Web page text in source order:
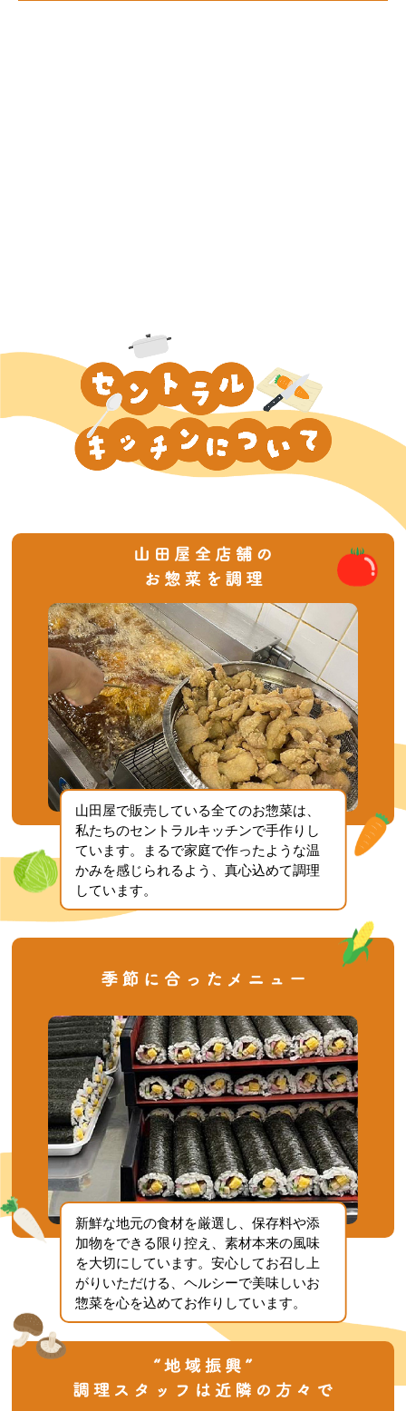
山田屋で販売している全てのお惣菜は、
私たちのセントラルキッチンで手作りし
ています。まるで家庭で作ったような温
かみを感じられるよう、真心込めて調理
しています。
新鮮な地元の食材を厳選し、保存料や添
加物をできる限り控え、素材本来の風味
を大切にしています。安心してお召し上
がりいただける、ヘルシーで美味しいお
惣菜を心を込めてお作りしています。